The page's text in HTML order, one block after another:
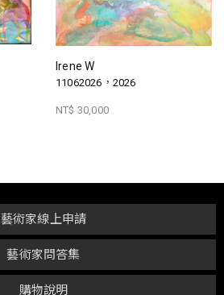
Irene W
11062026，2026
NT$ 30,000
購物說明
藝術家問答集
藝術家線上申請